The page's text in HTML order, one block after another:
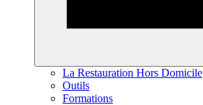
La Restauration Hors Domicile
Outils
Formations